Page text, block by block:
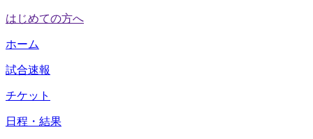
はじめての方へ
ホーム
試合速報
チケット
日程・結果